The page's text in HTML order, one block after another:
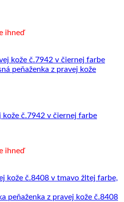
ihneď
kože č.7942 v čiernej farbe
ihneď